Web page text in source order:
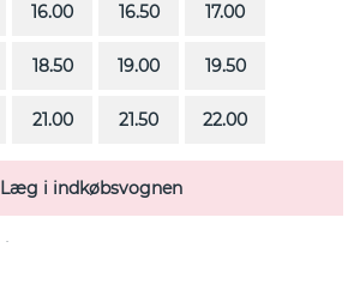
16.00 16.50 17.00
18.50 19.00 19.50
21.00 21.50 22.00
Læg i indkøbsvognen